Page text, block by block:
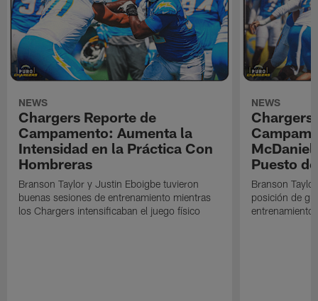
NEWS
Chargers Reporte de
Campamento: Aumenta la
Intensidad en la Práctica Con
Hombreras
Branson Taylor y Justin Eboigbe tuvieron
buenas sesiones de entrenamiento mientras
los Chargers intensificaban el juego físico
NEWS
Chargers
Puesto
Branson
posición de
entrenamiento